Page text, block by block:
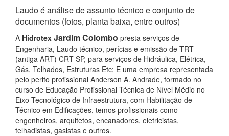
Laudo é análise de assunto técnico e conjunto de
documentos (fotos, planta baixa, entre outros)
A Hidrotex Jardim Colombo presta serviços de
Engenharia, Laudo técnico, perícias e emissão de TRT
(antiga ART) CRT SP, para serviços de Hidráulica, Elétrica,
Gás, Telhados, Estruturas Etc; E uma empresa representada
pelo perito profissional Anderson A. Andrade, formado no
curso de Educação Profissional Técnica de Nível Médio no
Eixo Tecnológico de Infraestrutura, com Habilitação de
Técnico em Edificações, temos profissionais como
engenheiros, arquitetos, encanadores, eletricistas,
telhadistas, gasistas e outros.